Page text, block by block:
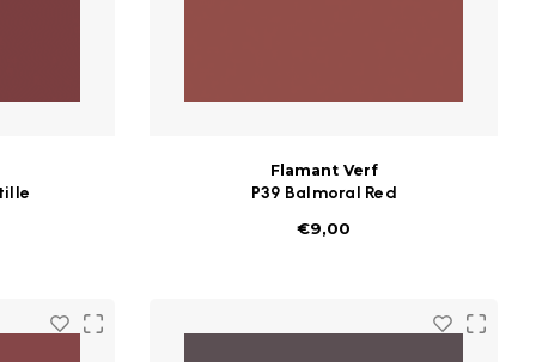
Flamant Verf
P39 Balmoral Red
€9,00